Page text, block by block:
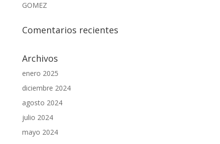
GOMEZ
Comentarios recientes
Archivos
enero 2025
diciembre 2024
agosto 2024
julio 2024
mayo 2024